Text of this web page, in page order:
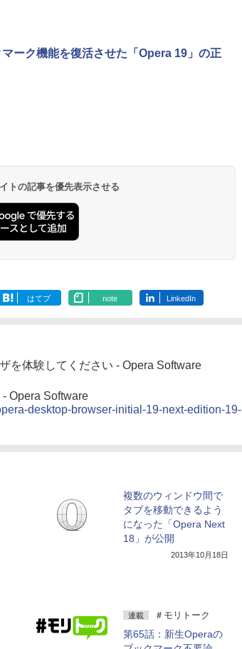
広告なし、
ト、最大8週間持続バ
し、ブラック (2025
年発売)
明るさ自動調整、色調
ーク機能を復活させた「Opera 19」の正
トの記事を優先表示させる
はてブ note LinkedIn
を体験してください - Opera Software
Opera Software
desktop-browser-initial-19-next-edition-19-
複数のウィンドウ間で
タブを移動できるよう
になった「Opera Next
18」が公開
2013年10月18日
連載 ＃モリトーク
第65話：新生Operaの